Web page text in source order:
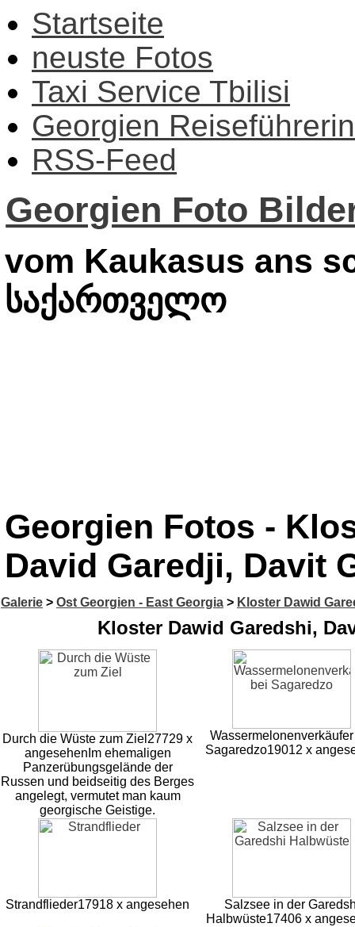
Startseite
neuste Fotos
Taxi Service Tbilisi
Georgien Reiseführerin
RSS-Feed
Georgien Foto
vom Kaukasus ans
საქართველო
Georgien Fotos -
David Garedji, Davit
Galerie > Ost Georgien - East Georgia > Kloster Dawid
Kloster Dawid Garedshi,
Durch die Wüste zum Ziel 27729 x
angesehen Im ehemaligen
Panzerübungsgelände der
Russen und beidseitig des Berges
angelegt, vermutet man kaum
georgische Geistige.
Sagaredzo19012 x
Strandflieder17918 x angesehen
Salzsee in der
Halbwüste17406 x